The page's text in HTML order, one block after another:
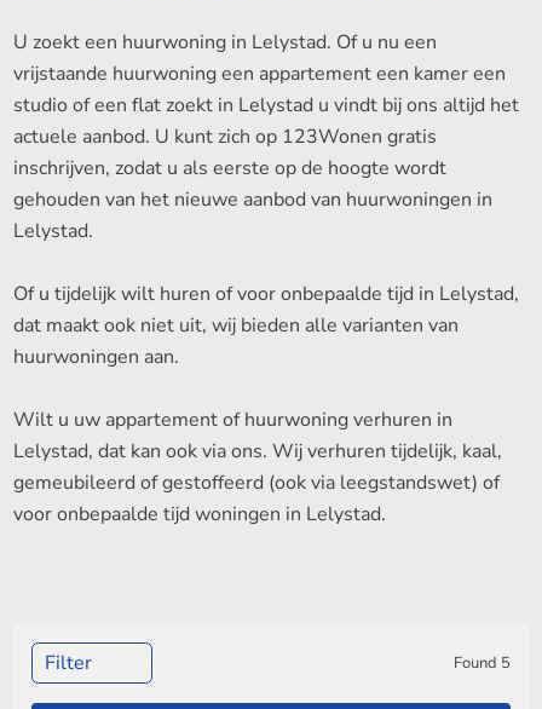
U zoekt een huurwoning in Lelystad. Of u nu een
vrijstaande huurwoning een appartement een kamer een
studio of een flat zoekt in Lelystad u vindt bij ons altijd het
actuele aanbod. U kunt zich op 123Wonen gratis
inschrijven, zodat u als eerste op de hoogte wordt
gehouden van het nieuwe aanbod van huurwoningen in
Lelystad.
Of u tijdelijk wilt huren of voor onbepaalde tijd in Lelystad,
dat maakt ook niet uit, wij bieden alle varianten van
huurwoningen aan.
Wilt u uw appartement of huurwoning verhuren in
Lelystad, dat kan ook via ons. Wij verhuren tijdelijk, kaal,
gemeubileerd of gestoffeerd (ook via leegstandswet) of
voor onbepaalde tijd woningen in Lelystad.
Filter Found 5